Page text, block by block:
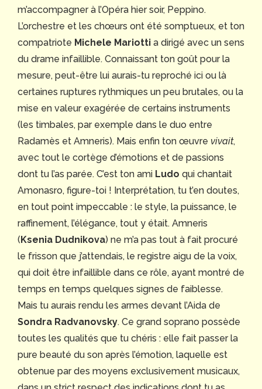
m’accompagner à l’Opéra hier soir, Peppino.
L’orchestre et les chœurs ont été somptueux, et ton
compatriote Michele Mariotti a dirigé avec un sens
du drame infaillible. Connaissant ton goût pour la
mesure, peut-être lui aurais-tu reproché ici ou là
certaines ruptures rythmiques un peu brutales, ou la
mise en valeur exagérée de certains instruments
(les timbales, par exemple dans le duo entre
Radamès et Amneris). Mais enfin ton œuvre vivait,
avec tout le cortège d’émotions et de passions
dont tu l’as parée. C’est ton ami Ludo qui chantait
Amonasro, figure-toi ! Interprétation, tu t’en doutes,
en tout point impeccable : le style, la puissance, le
raffinement, l’élégance, tout y était. Amneris
( Ksenia Dudnikova) ne m’a pas tout à fait procuré
le frisson que j’attendais, le registre aigu de la voix,
qui doit être infaillible dans ce rôle, ayant montré de
temps en temps quelques signes de faiblesse.
Mais tu aurais rendu les armes devant l’Aida de
Sondra Radvanovsky. Ce grand soprano possède
toutes les qualités que tu chéris : elle fait passer la
pure beauté du son après l’émotion, laquelle est
obtenue par des moyens exclusivement musicaux,